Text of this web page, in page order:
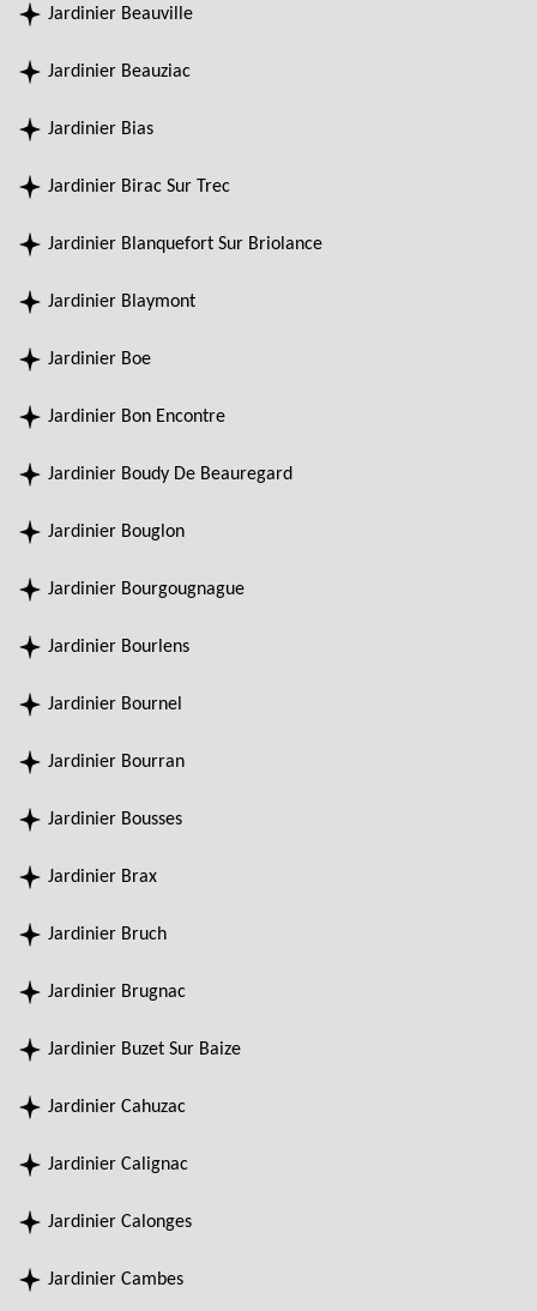
Jardinier Beauville
Jardinier Beauziac
Jardinier Bias
Jardinier Birac Sur Trec
Jardinier Blanquefort Sur Briolance
Jardinier Blaymont
Jardinier Boe
Jardinier Bon Encontre
Jardinier Boudy De Beauregard
Jardinier Bouglon
Jardinier Bourgougnague
Jardinier Bourlens
Jardinier Bournel
Jardinier Bourran
Jardinier Bousses
Jardinier Brax
Jardinier Bruch
Jardinier Brugnac
Jardinier Buzet Sur Baize
Jardinier Cahuzac
Jardinier Calignac
Jardinier Calonges
Jardinier Cambes